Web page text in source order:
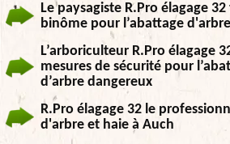
Le paysagiste R.Pro élagage
binôme pour l’abattage
L’arboriculteur R.Pro élagage
mesures de sécurité pour
d’arbre dangereux
R.Pro élagage 32 le
d'arbre et haie à Auch